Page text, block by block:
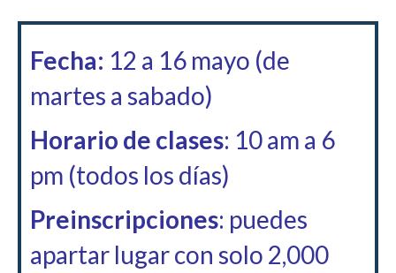
Fecha: 12 a 16 mayo (de
martes a sabado)
Horario de clases: 10 am a 6
pm (todos los días)
Preinscripciones: puedes
apartar lugar con solo 2,000